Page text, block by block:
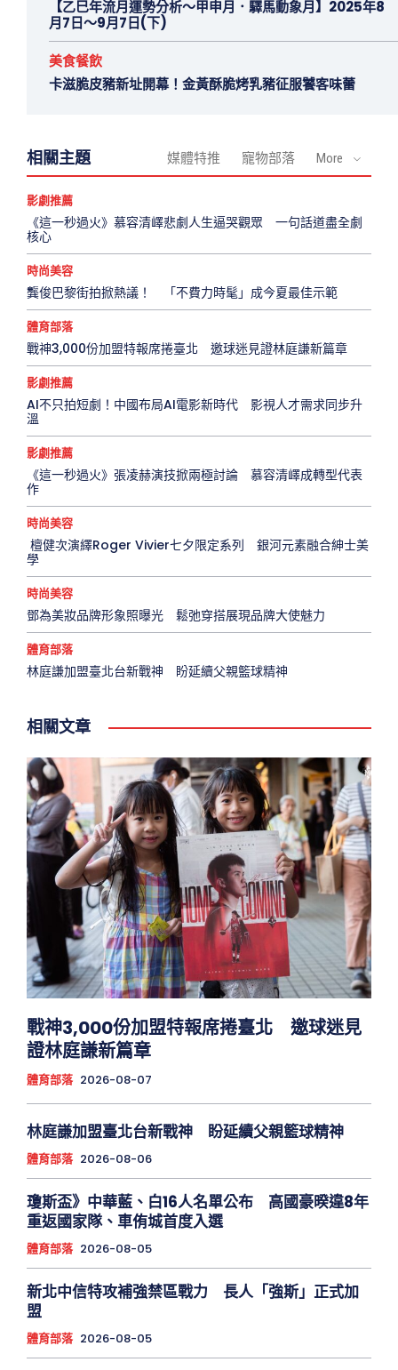
【乙巳年流月運勢分析～甲申月．驛馬動象月】2025年8
月7日～9月7日(下)
美食餐飲
卡滋脆皮豬新址開幕！金黃酥脆烤乳豬征服饕客味蕾
相關主題 媒體特推 寵物部落 More
影劇推薦
《這一秒過火》慕容清嶧悲劇人生逼哭觀眾 一句話道盡全劇
核心
時尚美容
龔俊巴黎街拍掀熱議！ 「不費力時髦」成今夏最佳示範
體育部落
戰神3,000份加盟特報席捲臺北 邀球迷見證林庭謙新篇章
影劇推薦
AI不只拍短劇！中國布局AI電影新時代 影視人才需求同步升
溫
影劇推薦
《這一秒過火》張凌赫演技掀兩極討論 慕容清嶧成轉型代表
作
時尚美容
檀健次演繹Roger Vivier七夕限定系列 銀河元素融合紳士美
學
時尚美容
鄧為美妝品牌形象照曝光 鬆弛穿搭展現品牌大使魅力
體育部落
林庭謙加盟臺北台新戰神 盼延續父親籃球精神
相關文章
戰神3,000份加盟特報席捲臺北 邀球迷見
證林庭謙新篇章
體育部落 2026-08-07
林庭謙加盟臺北台新戰神 盼延續父親籃球精神
體育部落 2026-08-06
瓊斯盃》中華藍、白16人名單公布 高國豪暌違8年
重返國家隊、車侑城首度入選
體育部落 2026-08-05
新北中信特攻補強禁區戰力 長人「強斯」正式加
盟
體育部落 2026-08-05